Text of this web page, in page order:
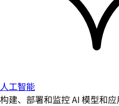
人工智能
构建、部署和监控 AI 模型和应